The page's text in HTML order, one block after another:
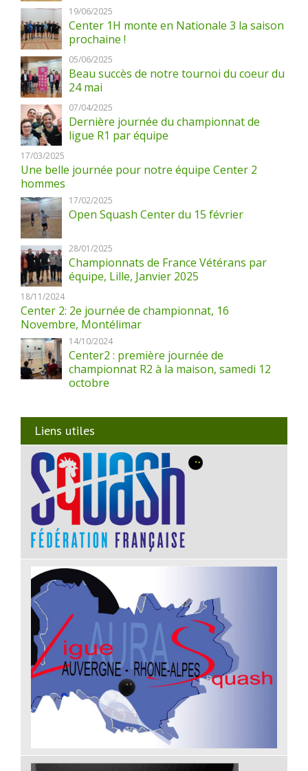
19/06/2025
Center 1H monte en Nationale 3 la saison
prochaine !
05/06/2025
Beau succès de notre tournoi du coeur du
24 mai
07/04/2025
Dernière journée du championnat de
ligue R1 par équipe
17/03/2025
Une belle journée pour notre équipe Center 2
hommes
17/02/2025
Open Squash Center du 15 février
28/01/2025
Championnats de France Vétérans par
équipe, Lille, Janvier 2025
18/11/2024
Center 2: 2e journée de championnat, 16
Novembre, Montélimar
14/10/2024
Center2 : première journée de
championnat R2 à la maison, samedi 12
octobre
Liens utiles